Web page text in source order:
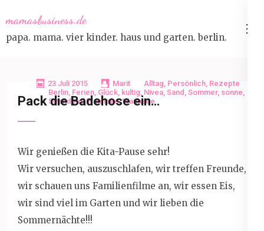
to
content
mamasbusiness.de
papa. mama. vier kinder. haus und garten. berlin.
23 Juli 2015 Marit Alltag, Persönlich, Rezepte
Berlin, Ferien, Glück, kultig, Nivea, Sand , Sommer, sonne,
Strandbad Wannsee,Wannsee
Pack die Badehose ein…
Wir genießen die Kita-Pause sehr!
Wir versuchen, auszuschlafen, wir treffen Freunde,
wir schauen uns Familienfilme an, wir essen Eis,
wir sind viel im Garten und wir lieben die
Sommernächte!!!